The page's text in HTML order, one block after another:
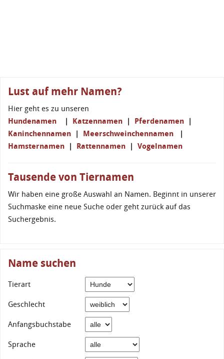
Lust auf mehr Namen?
Hier geht es zu unseren
Hundenamen | Katzennamen | Pferdenamen |
Kaninchennamen | Meerschweinchennamen |
Hamsternamen | Rattennamen | Vogelnamen
Tausende von Tiernamen
Wir haben eine große Auswahl an Namen. Beginnt in unserer
Suchmaske eine neue Suche oder geht zurück auf das
Suchergebnis.
Name suchen
Tierart
Geschlecht
Anfangsbuchstabe
Sprache